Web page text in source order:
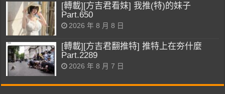
[轉載][方吉君看妹] 我推(特)的妹子
Part.650
2026 年 8 月 8 日
[轉載][方吉君翻推特] 推特上在夯什麼
Part.2289
2026 年 8 月 7 日